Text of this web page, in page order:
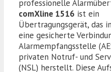
professionelle
comXline 1516 ist ein
Übertragungsgerät, das
eine gesicherte
Alarmempfangsstelle
privaten Notruf- und
(NSL) herstellt. Diese